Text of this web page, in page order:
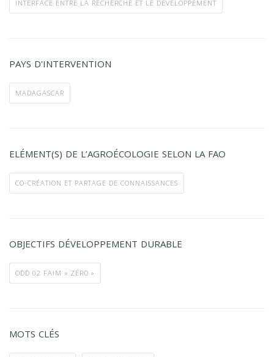
INTERFACE ENTRE LA RECHERCHE ET LE DÉVELOPPEMENT
PAYS D'INTERVENTION
MADAGASCAR
ELÉMENT(S) DE L’AGROÉCOLOGIE SELON LA FAO
CO-CRÉATION ET PARTAGE DE CONNAISSANCES
OBJECTIFS DÉVELOPPEMENT DURABLE
ODD 02 FAIM « ZÉRO »
MOTS CLÉS